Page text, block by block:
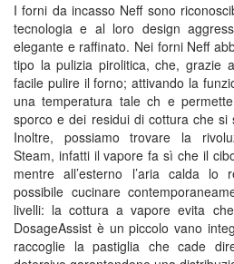
I forni da incasso Neff sono
tecnologia e al loro design
elegante e raffinato. Nei forni Neff
tipo la pulizia pirolitica, che, grazie
facile pulire il forno; attivando la
una temperatura tale ch e
sporco e dei residui di cottura che si
Inoltre, possiamo trovare la
Steam, infatti il vapore fa sì che il
mentre all’esterno l’aria calda lo
possibile cucinare
livelli: la cottura a vapore evita
DosageAssist è un piccolo vano
raccoglie la pastiglia che cade